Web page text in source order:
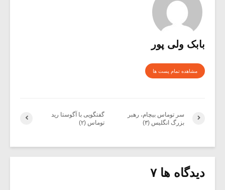
بابک ولی پور
مشاهده تمام پست ها
گفتگویی با آگوستا رید
توماس (۲)
سر توماس بیچام، رهبر
بزرگ انگلیس (۳)
دیدگاه ها ۷